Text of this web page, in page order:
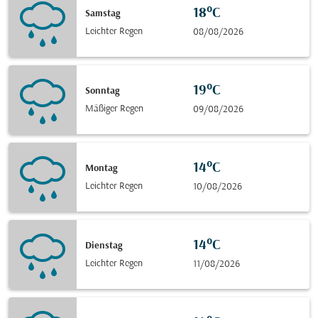
Samstag
Leichter Regen
18°C
08/08/2026
Sonntag
Mäßiger Regen
19°C
09/08/2026
Montag
Leichter Regen
14°C
10/08/2026
Dienstag
Leichter Regen
14°C
11/08/2026